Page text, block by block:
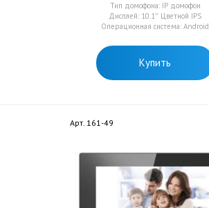
Тип домофона: IP домофон
Дисплей: 10.1″ Цветной IPS
Операционная система: Android
Купить
Арт. 161-49